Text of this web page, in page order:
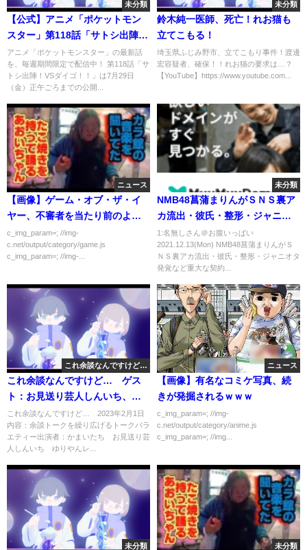
未分類
【公式】アニメ「ポケットモン
スター」第118話「サトシ出陣！
VSダイゴ！！」（見逃し配信）
アニメ「ポケットモンスター」の最新話
を、毎週期間限定で配信中！ 第118話「サ
トシ出陣！VSダイゴ！！」は7月29日
（金）正午ごろまでの公開...
未分類
鈴木純一医師、死亡！れお猫も
立てこもる！
埼玉県ふじみ野市、立てこもり事件！渡邊
宏容疑者、確保！！れお猫の要求は…？
【YouTube】https://www.youtube.com...
ニュース
【画像】ゲーム・オブ・ザ・イ
ヤー、不審者を当たり前のよう
に侵入させる
c_img_param=; //img-
c.net/output/category/game.js
c_img_param=; //img-...
未分類
NMB48菖蒲まりんがＳＮＳ裏ア
カ流出・彼氏・整形・ジャニオ
タ発覚など重大な契約違反で活
動辞退／声優の鈴木達央が不倫
文春砲から復帰／ロアッソ熊本
昇格など。
1:名無しさん＠お腹いっぱい
2021.12.13(Mon) NMB48菖蒲まりんがＳ
ＮＳ裏アカ流出・彼氏・整形・ジャニオタ
発覚など重大な契約...
これ余談なんですけど…
これ余談なんですけど… ゲス
ト：お見送り芸人しんいち、ゆ
りやんレトリィバァ、JO1 2月
1日
これ余談なんですけど… 2023年2月1日
内容：余談トークを繰り広げるトークバラ
エティー出演者：かまいたち お見送り芸
人しんいち ゆりやんレ...
ニュース
【画像】有名なコミケ写真、続
きが発掘されるｗｗｗ
c_img_param=; //img-
c.net/output/category/anime.js
c_img_param=; //img...
未分類 未分類